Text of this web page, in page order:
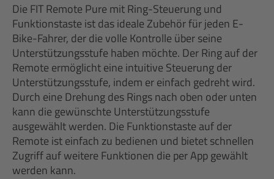
Die FIT Remote Pure mit Ring-Steuerung und
Funktionstaste ist das ideale Zubehör für jeden E-
Bike-Fahrer, der die volle Kontrolle über seine
Unterstützungsstufe haben möchte. Der Ring auf der
Remote ermöglicht eine intuitive Steuerung der
Unterstützungsstufe, indem er einfach gedreht wird.
Durch eine Drehung des Rings nach oben oder unten
kann die gewünschte Unterstützungsstufe
ausgewählt werden. Die Funktionstaste auf der
Remote ist einfach zu bedienen und bietet schnellen
Zugriff auf weitere Funktionen die per App gewählt
werden kann.